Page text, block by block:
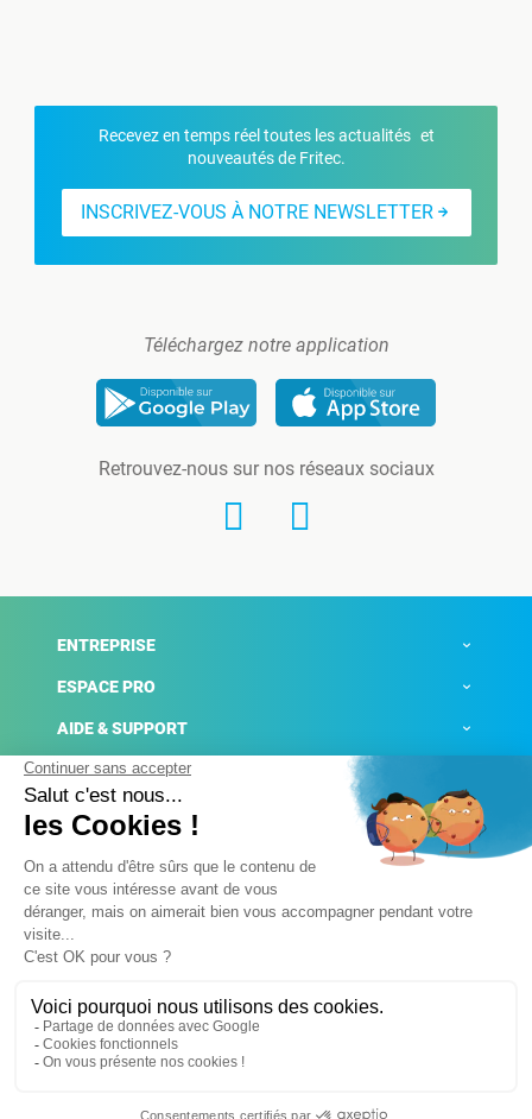
Recevez en temps réel toutes les actualités et
nouveautés de Fritec.
INSCRIVEZ-VOUS À NOTRE NEWSLETTER
Téléchargez notre application
Retrouvez-nous sur nos réseaux sociaux
ENTREPRISE
ESPACE PRO
AIDE & SUPPORT
ACTUALITÉS
Mentions légales
Conditions générales de ventes
Plateforme de signalement